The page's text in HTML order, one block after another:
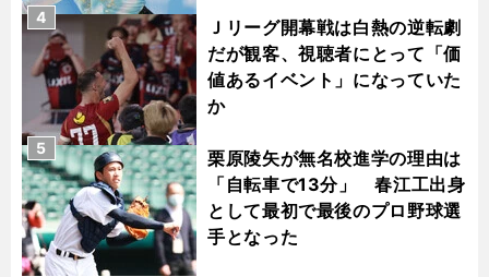
Ｊリーグ開幕戦は白熱の逆転劇
だが観客、視聴者にとって「価
値あるイベント」になっていた
か
4
栗原陵矢が無名校進学の理由は
「自転車で13分」 春江工出身
として最初で最後のプロ野球選
手となった
5